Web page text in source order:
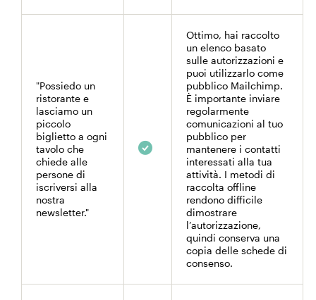
"Possiedo un
ristorante e
lasciamo un
piccolo
biglietto a ogni
tavolo che
chiede alle
persone di
iscriversi alla
nostra
newsletter."
Ottimo, hai raccolto
un elenco basato
sulle autorizzazioni e
puoi utilizzarlo come
pubblico Mailchimp.
È importante inviare
regolarmente
comunicazioni al tuo
pubblico per
mantenere i contatti
interessati alla tua
attività. I metodi di
raccolta offline
rendono difficile
dimostrare
l’autorizzazione,
quindi conserva una
copia delle schede di
consenso.